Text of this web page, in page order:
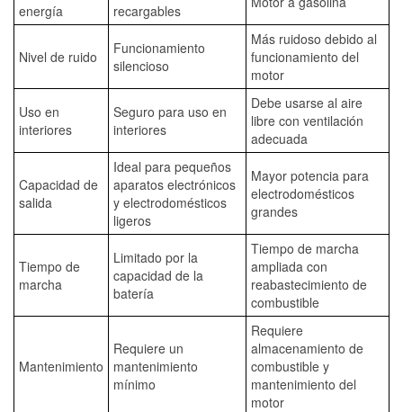
energía
recargables
Nivel de ruido
Funcionamiento
silencioso
Más ruidoso debido al
funcionamiento del
motor
Uso en
interiores
Seguro para uso en
interiores
Debe usarse al aire
libre con ventilación
adecuada
Capacidad de
salida
Ideal para pequeños
aparatos electrónicos
y electrodomésticos
ligeros
Mayor potencia para
electrodomésticos
grandes
Tiempo de
marcha
Limitado por la
capacidad de la
batería
Tiempo de marcha
ampliada con
reabastecimiento de
combustible
Mantenimiento
Requiere un
mantenimiento
mínimo
Requiere
almacenamiento de
combustible y
mantenimiento del
motor